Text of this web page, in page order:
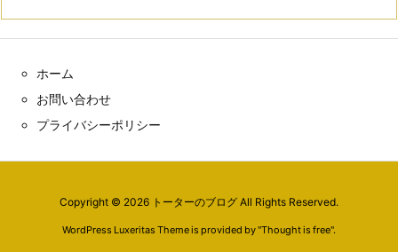
ホーム
お問い合わせ
プライバシーポリシー
Copyright © 2026 トーターのブログ All Rights Reserved.
WordPress Luxeritas Theme is provided by "Thought is free".